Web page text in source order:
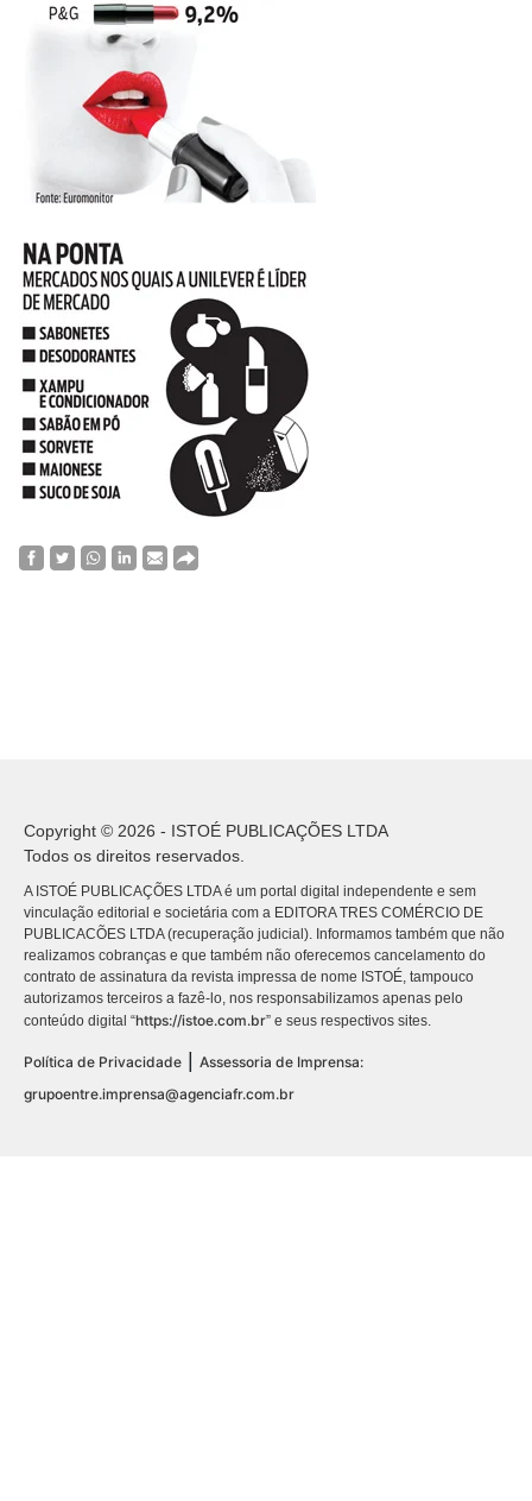
Copyright © 2026 - ISTOÉ PUBLICAÇÕES LTDA
Todos os direitos reservados.
A ISTOÉ PUBLICAÇÕES LTDA é um portal digital independente e sem
vinculação editorial e societária com a EDITORA TRES COMÉRCIO DE
PUBLICACÕES LTDA (recuperação judicial). Informamos também que não
realizamos cobranças e que também não oferecemos cancelamento do
contrato de assinatura da revista impressa de nome ISTOÉ, tampouco
autorizamos terceiros a fazê-lo, nos responsabilizamos apenas pelo
conteúdo digital “https://istoe.com.br” e seus respectivos sites.
Política de Privacidade | Assessoria de Imprensa:
grupoentre.imprensa@agenciafr.com.br